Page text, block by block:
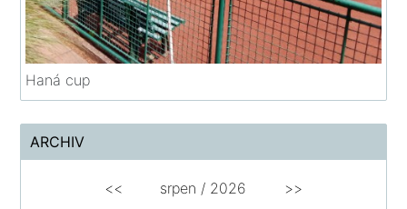
Haná cup
ARCHIV
<< srpen / 2026 >>